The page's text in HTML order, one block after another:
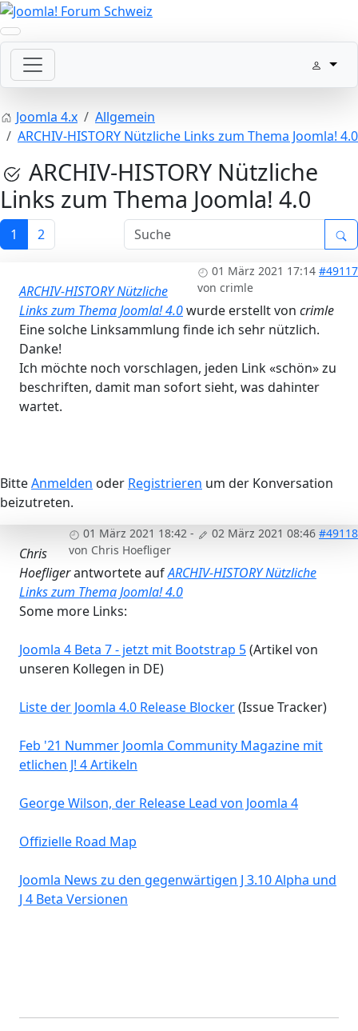
Joomla 4.x
Allgemein
ARCHIV-HISTORY Nützliche Links zum Thema Joomla! 4.0
ARCHIV-HISTORY Nützliche
Links zum Thema Joomla! 4.0
1 2
01 März 2021 17:14 #49117
von crimle
ARCHIV-HISTORY Nützliche
Links zum Thema Joomla! 4.0wurde erstellt von crimle
Eine solche Linksammlung finde ich sehr nützlich.
Danke!
Ich möchte noch vorschlagen, jeden Link «schön» zu
beschriften, damit man sofort sieht, was dahinter
wartet.
BitteAnmelden oder Registrieren um der Konversation
beizutreten.
01 März 2021 18:42 - 02 März 2021 08:46 #49118
von Chris Hoefliger
Chris
Hoefligerantwortete aufARCHIV-HISTORY Nützliche
Links zum Thema Joomla! 4.0
Some more Links:
Joomla 4 Beta 7 - jetzt mit Bootstrap 5(Artikel von
unseren Kollegen in DE)
Liste der Joomla 4.0 Release Blocker(Issue Tracker)
Feb '21 Nummer Joomla Community Magazine mit
etlichen J! 4 Artikeln
George Wilson, der Release Lead von Joomla 4
Offizielle Road Map
Joomla News zu den gegenwärtigen J 3.10 Alpha und
J 4 Beta Versionen